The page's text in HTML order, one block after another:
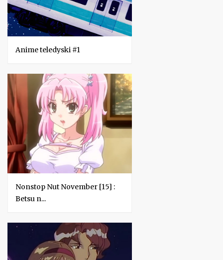
Anime teledyski #1
Nonstop Nut November [15] :
Betsu n...